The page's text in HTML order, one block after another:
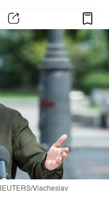
Viacheslav